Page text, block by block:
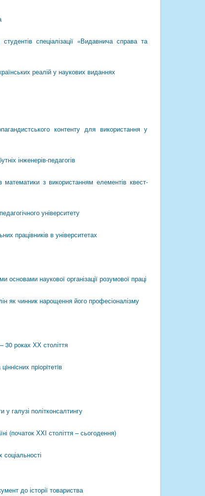
спеціалізації «Видавнича справа та
реалій у наукових виданнях
контенту для використання у
інженерів-педагогів
математики з використанням елементів квест-
університету
працівників в університетах
основами наукової організації розумової праці
як чинник нарощення його професіоналізму
30 роках ХХ століття
прioрiтeтiв
у галузі політконсалтингу
(початок ХХІ століття – сьогодення)
до історії товариства